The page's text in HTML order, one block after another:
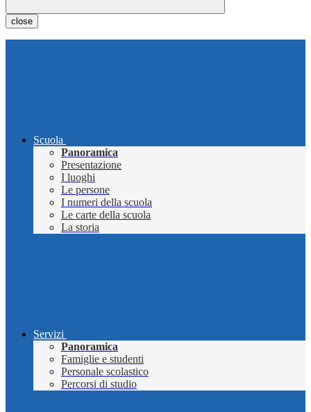
close
Scuola
Panoramica
Presentazione
I luoghi
Le persone
I numeri della scuola
Le carte della scuola
La storia
Servizi
Panoramica
Famiglie e studenti
Personale scolastico
Percorsi di studio